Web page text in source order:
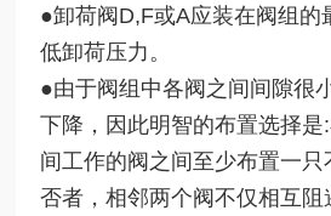
●卸荷阀D,F或A应装在阀组的
低卸荷压力。
●由于阀组中各阀之间间隙很
下降，因此明智的布置选择
间工作的阀之间至少布置一只
否者，相邻两个阀不仅相互